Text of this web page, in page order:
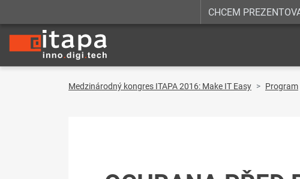
CHCEM
Medzinárodný kongres ITAPA 2016: Make IT Easy Program